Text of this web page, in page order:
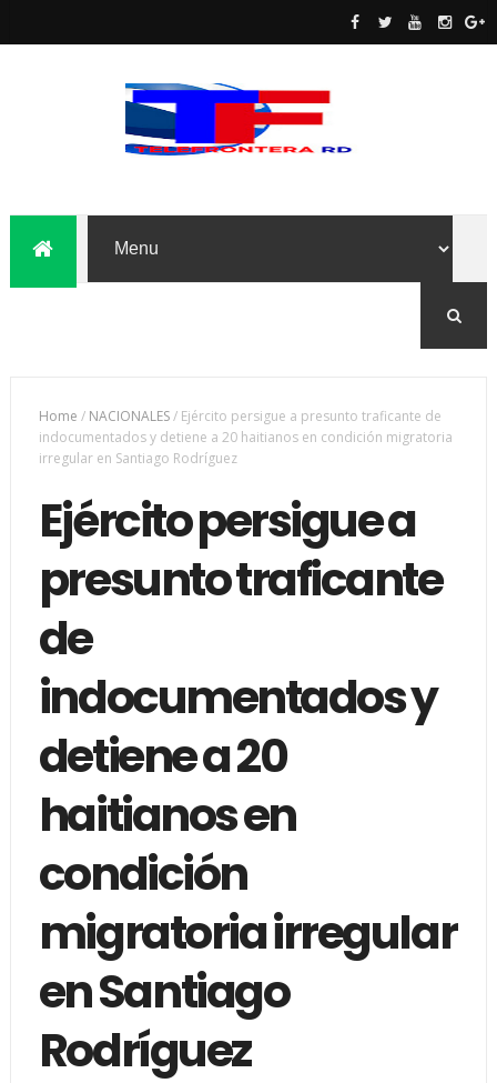
Home / NACIONALES/ Ejército persigue a presunto traficante de
indocumentados y detiene a 20 haitianos en condición migratoria
irregular en Santiago Rodríguez
Ejército persigue a
presunto traficante
de
indocumentados y
detiene a 20
haitianos en
condición
migratoria irregular
en Santiago
Rodríguez